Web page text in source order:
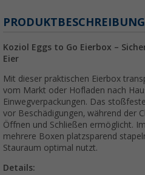
PRODUKTBESCHREIBUNG
Koziol Eggs to Go Eierbox –
Eier
Mit dieser praktischen Eierbox
vom Markt oder Hofladen nach
Einwegverpackungen. Das
vor Beschädigungen, während der
Öffnen und Schließen ermöglicht.
mehrere Boxen platzsparend
Stauraum optimal nutzt.
Details: